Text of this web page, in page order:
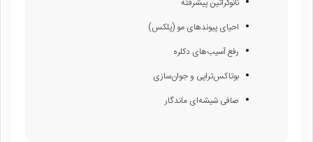
احیای پیوند‌های مو (پلکس)
رفع آسیب‌های دکلره
بوتاکس‌تراپی و جوان‌سازی
صافی شیشه‌ای ماندگار